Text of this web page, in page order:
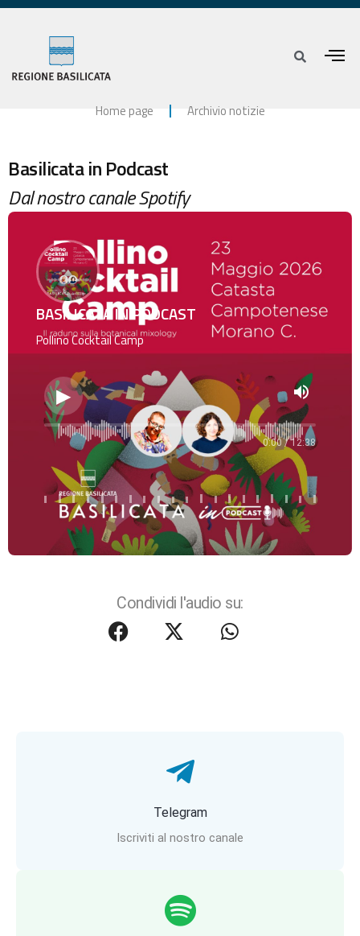
Home page Archivio notizie
Basilicata in Podcast
Dal nostro canale Spotify
BASILICATA IN PODCAST
Pollino Cocktail Camp
volume_up
0:00 / 12:38
Condividi l'audio su:
Telegram
Iscriviti al nostro canale